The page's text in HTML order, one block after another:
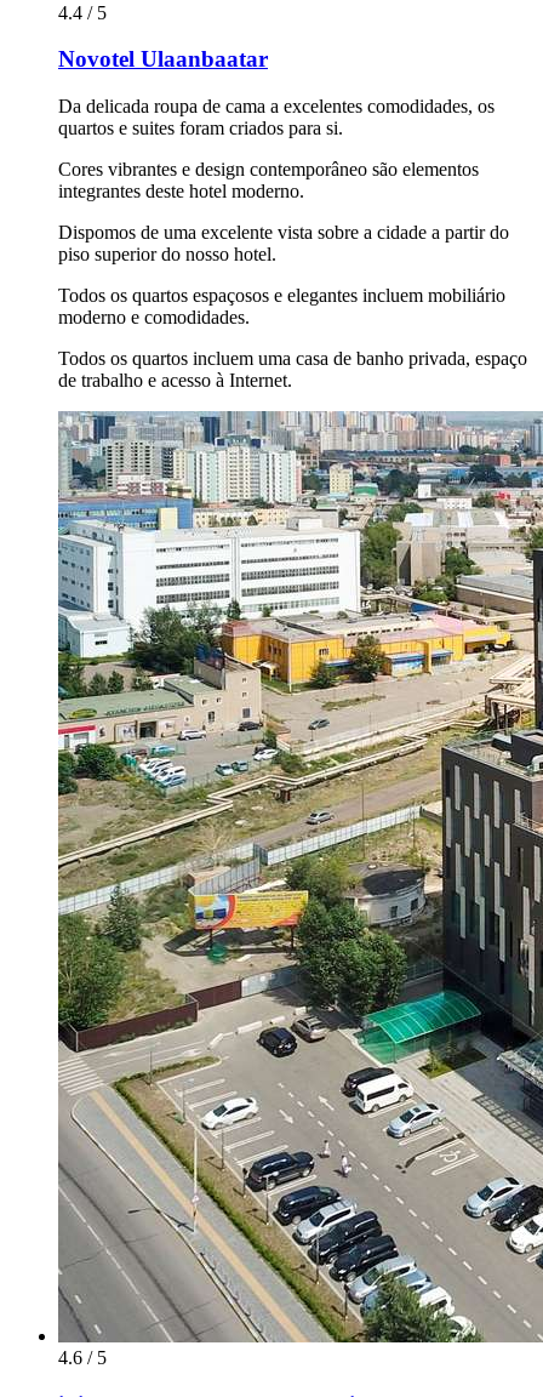
4.4 / 5
Novotel Ulaanbaatar
Da delicada roupa de cama a excelentes comodidades, os
quartos e suites foram criados para si.
Cores vibrantes e design contemporâneo são elementos
integrantes deste hotel moderno.
Dispomos de uma excelente vista sobre a cidade a partir do
piso superior do nosso hotel.
Todos os quartos espaçosos e elegantes incluem mobiliário
moderno e comodidades.
Todos os quartos incluem uma casa de banho privada, espaço
de trabalho e acesso à Internet.
4.6 / 5